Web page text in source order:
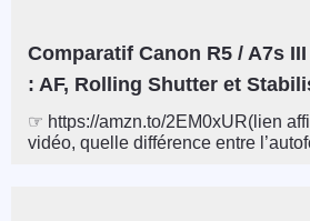
Comparatif Canon R5 / A7s
: AF, Rolling Shutter et
☞ https://amzn.to/2EM0xUR(lien
vidéo, quelle différence entre